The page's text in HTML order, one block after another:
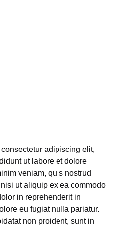
adipiscing elit,
ut labore et dolore
veniam, quis nostrud
ut aliquip ex ea commodo
in reprehenderit in
eu fugiat nulla pariatur.
non proident, sunt in